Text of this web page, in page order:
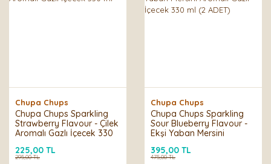
Chupa Chups
Chupa Chups Sparkling
Strawberry Flavour - Çilek
Aromalı Gazlı İçecek 330
225,00 TL
295,00 TL
Chupa Chups
Chupa Chups Sparkling
Sour Blueberry Flavour -
Ekşi Yaban Mersini
ml (2 ADET)
395,00 TL
475,00 TL